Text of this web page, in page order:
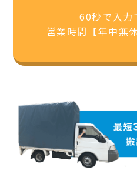
60秒で入力
営業時間【年中無